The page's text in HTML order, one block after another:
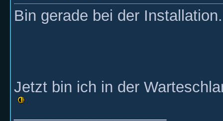
Bin gerade bei der
Jetzt bin ich in der